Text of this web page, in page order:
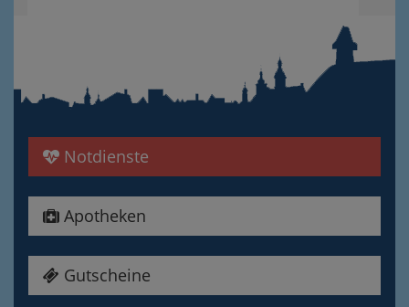
Notdienste
Apotheken
Gutscheine